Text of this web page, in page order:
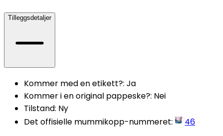
Tilleggsdetaljer
Kommer med en etikett?: Ja
Kommer i en original pappeske?: Nei
Tilstand: Ny
Det offisielle mummikopp-nummeret: 46